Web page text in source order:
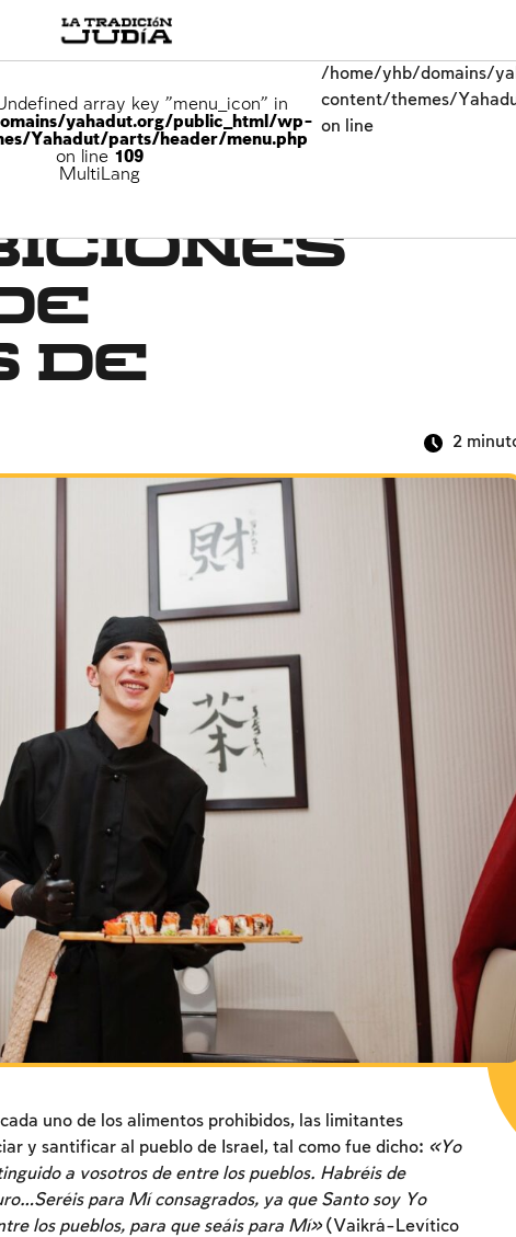
array key "menu_icon" in
yahadut.org/public_html/wp-
Yahadut/parts/header/menu.php
on line 109
MultiLang
/home/yhb/domains/
content/themes/
on line
de
2
uno de los alimentos prohibidos, las limitantes
y santificar al pueblo de Israel, tal como fue dicho: «Yo
a vosotros de entre los pueblos. Habréis de
para Mí consagrados, ya que Santo soy Yo
los pueblos, para que seáis para Mí»(Vaikrá-Levítico